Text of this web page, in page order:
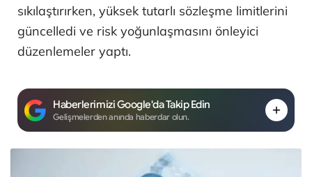
sıkılaştırırken, yüksek tutarlı sözleşme limitlerini
güncelledi ve risk yoğunlaşmasını önleyici
düzenlemeler yaptı.
Haberlerimizi Google'da Takip Edin
Gelişmelerden anında haberdar olun.